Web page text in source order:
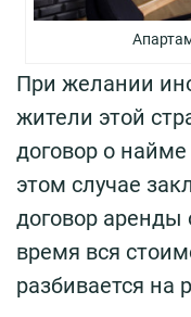
При желании
жители этой
договор о
этом случае
договор аренды
время вся
разбивается на